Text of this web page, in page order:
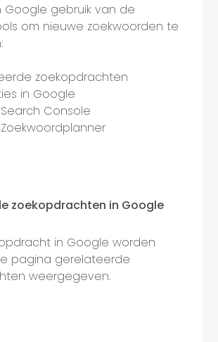
Google gebruik van de
om nieuwe zoekwoorden te
zoekopdrachten
in Google
Console
zoekopdrachten in Google
in Google worden
pagina gerelateerde
weergegeven.